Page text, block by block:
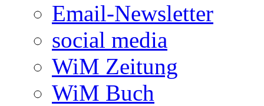
Email-Newsletter
social media
WiM Zeitung
WiM Buch